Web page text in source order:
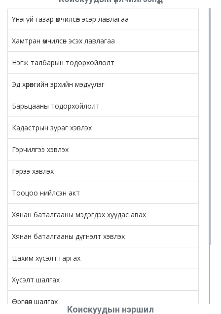
Үнэгүй газар өмчилсөн эсэр лавлагаа
Хамтран өмчилсөн эсэх лавлагаа
Нэгж талбарын тодорхойлолт
Эд хөрөнгийн эрхийн мэдүүлэг
Барьцааны тодорхойлолт
Кадастрын зураг хэвлэх
Гэрчилгээ хэвлэх
Гэрээ хэвлэх
Тооцоо нийлсэн акт
Хянан баталгааны мэдэгдэх хуудас авах
Хянан баталгааны дүгнэлт хэвлэх
Цахим хүсэлт гаргах
Хүсэлт шалгах
Өргөдөл шалгах
Kоискуудын нэршил